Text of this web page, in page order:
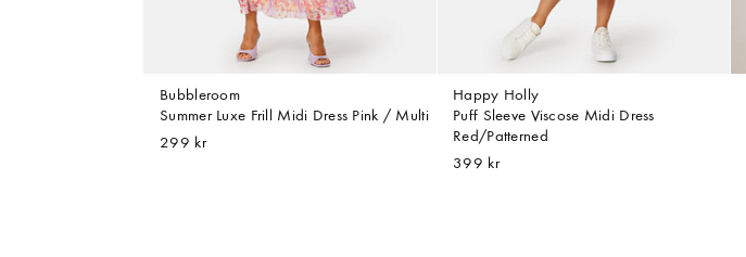
Bubbleroom
Summer Luxe Frill Midi Dress Pink / Multi
299 kr
Happy Holly
Puff Sleeve Viscose Midi Dress
Red/Patterned
399 kr